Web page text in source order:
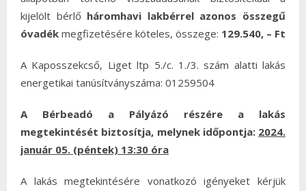
kijelölt bérlő háromhavi lakbérrel azonos összegű
óvadék megfizetésére köteles, összege: 129.540, – Ft
A Kaposszekcső, Liget ltp 5./c. 1./3. szám alatti lakás
energetikai tanúsítványszáma: 01259504
A Bérbeadó a Pályázó részére a lakás
megtekintését biztosítja, melynek időpontja: 2024.
január 05. (péntek) 13:30 óra
A lakás megtekintésére vonatkozó igényeket kérjük